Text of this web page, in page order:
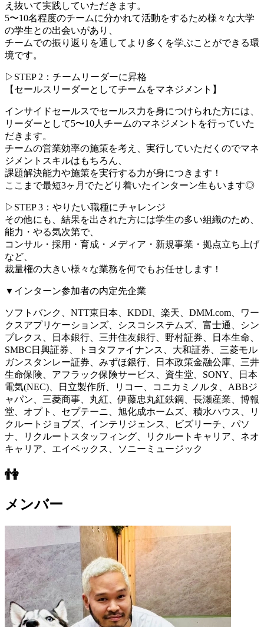
え抜いて実践していただきます。
5〜10名程度のチームに分かれて活動をするため様々な大学
の学生との出会いがあり、
チームでの振り返りを通してより多くを学ぶことができる環
境です。
▷STEP 2：チームリーダーに昇格
【セールスリーダーとしてチームをマネジメント】
インサイドセールスでセールス力を身につけられた方には、
リーダーとして5〜10人チームのマネジメントを行っていた
だきます。
チームの営業効率の施策を考え、実行していただくのでマネ
ジメントスキルはもちろん、
課題解決能力や施策を実行する力が身につきます！
ここまで最短3ヶ月でたどり着いたインターン生もいます◎
▷STEP 3：やりたい職種にチャレンジ
その他にも、結果を出された方には学生の多い組織のため、
能力・やる気次第で、
コンサル・採用・育成・メディア・新規事業・拠点立ち上げ
など、
裁量権の大きい様々な業務を何でもお任せします！
▼インターン参加者の内定先企業
ソフトバンク、NTT東日本、KDDI、楽天、DMM.com、ワー
クスアプリケーションズ、シスコシステムズ、富士通、シン
プレクス、日本銀行、三井住友銀行、野村証券、日本生命、
SMBC日興証券、トヨタファイナンス、大和証券、三菱モル
ガンスタンレー証券、みずほ銀行、日本政策金融公庫、三井
生命保険、アフラック保険サービス、資生堂、SONY、日本
電気(NEC)、日立製作所、リコー、コニカミノルタ、ABBジ
ャパン、三菱商事、丸紅、伊藤忠丸紅鉄鋼、長瀬産業、博報
堂、オプト、セプテーニ、旭化成ホームズ、積水ハウス、リ
クルートジョブズ、インテリジェンス、ビズリーチ、パソ
ナ、リクルートスタッフィング、リクルートキャリア、ネオ
キャリア、エイベックス、ソニーミュージック
👫
メンバー